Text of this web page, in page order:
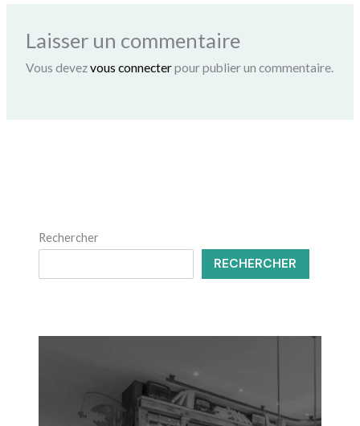
Laisser un commentaire
Vous devezvous connecterpour publier un commentaire.
Rechercher
RECHERCHER